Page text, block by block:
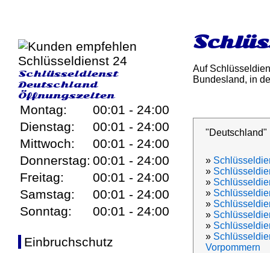
Schlüsseldienst
Deutschland
Öffnungszeiten
Montag:
00:01 - 24:00
Dienstag:
00:01 - 24:00
Mittwoch:
00:01 - 24:00
Donnerstag: 00:01 - 24:00
Freitag:
00:01 - 24:00
Samstag:
00:01 - 24:00
Sonntag:
00:01 - 24:00
Einbruchschutz
Auf
Bundesland, in
"Deutschland"
»
»
»
»
»
»
»
»
Vorpommern